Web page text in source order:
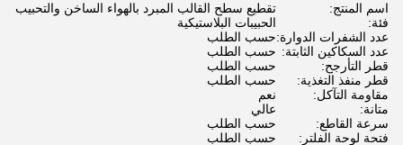
اسم المنتج:
تقطيع سطح القالب المبرد بالهواء الساخن والتحبيب
فئة:
الحبيبات البلاستيكية
عدد الشفرات الدوارة:حسب الطلب
عدد السكاكين الثابتة: حسب الطلب
قطر التأرجح:
حسب الطلب
قطر منفذ التغذية:
حسب الطلب
مقاومة التآكل:
نعم
متانة:
عالي
سرعة القاطع:
حسب الطلب
فتحة لوحة الفلتر:
حسب الطلب